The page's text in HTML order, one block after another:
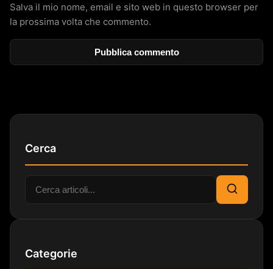
Salva il mio nome, email e sito web in questo browser per
la prossima volta che commento.
Cerca
Cerca:
Cerca
Categorie